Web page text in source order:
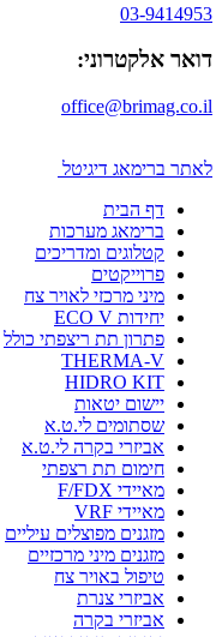
03-9414953
דואר אלקטרוני:
office@brimag.co.il
לאתר ברימאג דיגיטל
דף הבית
ברימאג מערכות
קטלוגים ומדריכים
פרוייקטים
מיני מרכזי לאויר צח
יחידות ECO V
פתרון תת ריצפתי כולל
THERMA-V
HIDRO KIT
יישום יטאות
שסתומים לי.ט.א
אביזרי בקרה לי.ט.א
חימום תת רצפתי
מאיידי F/FDX
מאיידי VRF
מזגנים מפוצלים עיליים
מזגנים מיני מרכזיים
טיפול באויר צח
אביזרי צנרת
אביזרי בקרה